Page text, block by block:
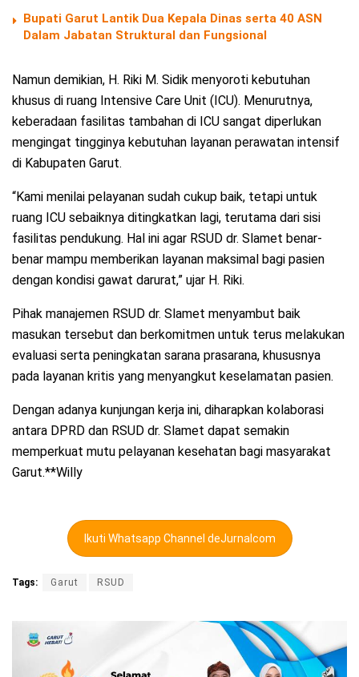
Bupati Garut Lantik Dua Kepala Dinas serta 40 ASN
Dalam Jabatan Struktural dan Fungsional
Namun demikian, H. Riki M. Sidik menyoroti kebutuhan
khusus di ruang Intensive Care Unit (ICU). Menurutnya,
keberadaan fasilitas tambahan di ICU sangat diperlukan
mengingat tingginya kebutuhan layanan perawatan intensif
di Kabupaten Garut.
“Kami menilai pelayanan sudah cukup baik, tetapi untuk
ruang ICU sebaiknya ditingkatkan lagi, terutama dari sisi
fasilitas pendukung. Hal ini agar RSUD dr. Slamet benar-
benar mampu memberikan layanan maksimal bagi pasien
dengan kondisi gawat darurat,” ujar H. Riki.
Pihak manajemen RSUD dr. Slamet menyambut baik
masukan tersebut dan berkomitmen untuk terus melakukan
evaluasi serta peningkatan sarana prasarana, khususnya
pada layanan kritis yang menyangkut keselamatan pasien.
Dengan adanya kunjungan kerja ini, diharapkan kolaborasi
antara DPRD dan RSUD dr. Slamet dapat semakin
memperkuat mutu pelayanan kesehatan bagi masyarakat
Garut.**Willy
Ikuti Whatsapp Channel deJurnalcom
Tags: Garut RSUD